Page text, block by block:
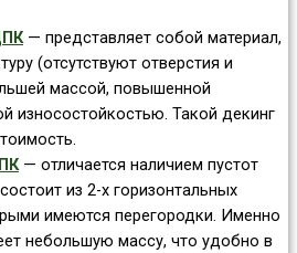
— представляет собой материал,
(отсутствуют отверстия и
массой, повышенной
износостойкостью. Такой декинг
— отличается наличием пустот
из 2-х горизонтальных
имеются перегородки. Именно
небольшую массу, что удобно в